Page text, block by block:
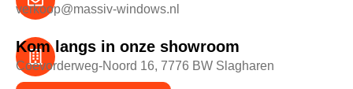
verkoop@massiv-windows.nl
Kom langs in onze showroom
Coevorderweg-Noord 16, 7776 BW Slagharen